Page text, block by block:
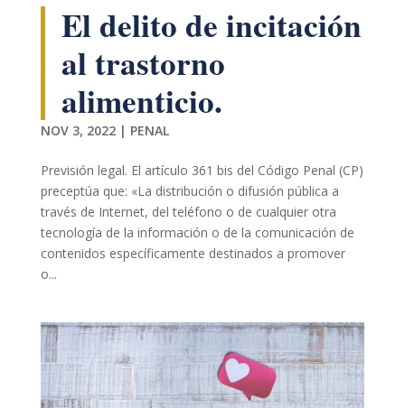
El delito de incitación
al trastorno
alimenticio.
NOV 3, 2022| PENAL
Previsión legal. El artículo 361 bis del Código Penal (CP)
preceptúa que: «La distribución o difusión pública a
través de Internet, del teléfono o de cualquier otra
tecnología de la información o de la comunicación de
contenidos específicamente destinados a promover
o...
Necesarias
Estas
cookies no
son
opcionales.
para que
funcione la
web.